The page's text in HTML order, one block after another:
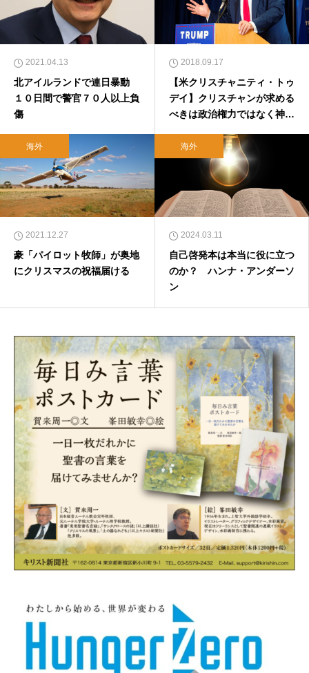
2021.04.13
北アイルランドで連日暴動
１０日間で警官７０人以上負
傷
2018.09.17
【米クリスチャニティ・トゥ
デイ】クリスチャンが求める
べきは政治権力ではなく神の
海外
2021.12.27
豪「パイロット牧師」が奥地
にクリスマスの祝福届ける
海外
2024.03.11
自己啓発本は本当に役に立つ
のか？ ハンナ・アンダーソ
ン